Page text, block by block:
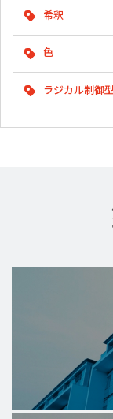
希釈
色
ラジカル制御